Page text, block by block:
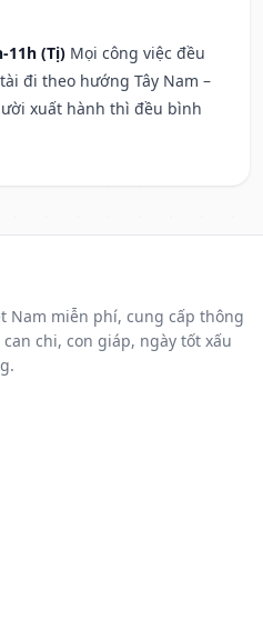
11h (Tị) Mọi công việc đều
đi theo hướng Tây Nam –
xuất hành thì đều bình
Nam miễn phí, cung cấp thông
chi, con giáp, ngày tốt xấu